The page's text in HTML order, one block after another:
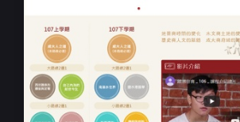
學校課程RWD網站設計